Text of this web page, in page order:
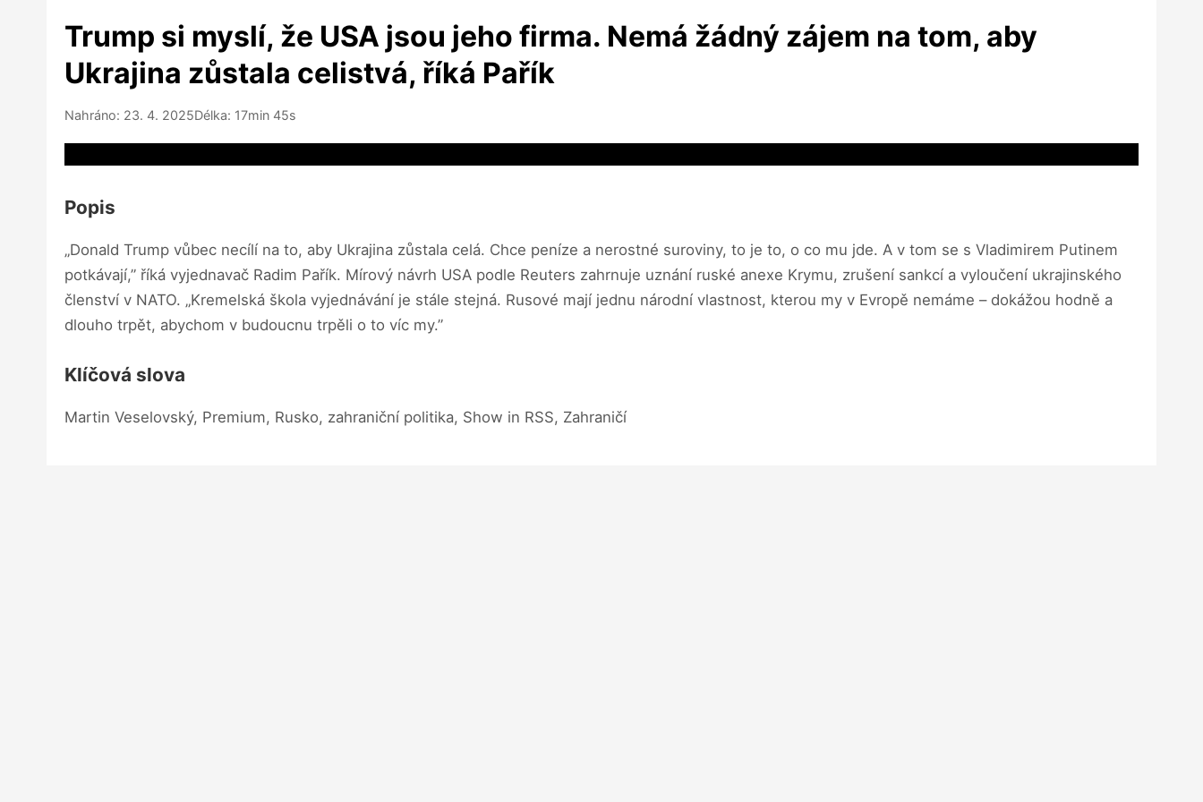
Trump si myslí, že USA jsou jeho firma. Nemá žádný zájem na tom, aby
Ukrajina zůstala celistvá, říká Pařík
Nahráno: 23. 4. 2025Délka: 17min 45s
Popis
„Donald Trump vůbec necílí na to, aby Ukrajina zůstala celá. Chce peníze a nerostné suroviny, to je to, o co mu jde. A v tom se s Vladimirem Putinem
potkávají,” říká vyjednavač Radim Pařík. Mírový návrh USA podle Reuters zahrnuje uznání ruské anexe Krymu, zrušení sankcí a vyloučení ukrajinského
členství v NATO. „Kremelská škola vyjednávání je stále stejná. Rusové mají jednu národní vlastnost, kterou my v Evropě nemáme – dokážou hodně a
dlouho trpět, abychom v budoucnu trpěli o to víc my.”
Klíčová slova
Martin Veselovský, Premium, Rusko, zahraniční politika, Show in RSS, Zahraničí